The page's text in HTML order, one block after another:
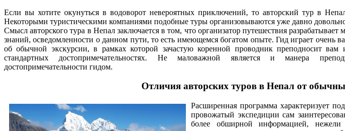
Если вы хотите окунуться в водоворот невероятных приключений, то авторский тур в
Некоторыми туристическими компаниями подобные туры организовываются уже давно
Смысл авторского тура в Непал заключается в том, что организатор путешествия разрабатывает
знаний, осведомленности о данном пути, то есть имеющемся богатом опыте. Гид играет очень
об обычной экскурсии, в рамках которой зачастую коренной проводник преподносит
стандартных достопримечательностях. Не маловажной является и манера
достопримечательности гидом.
Отличия авторских туров в Непал от
Расширенная программа характеризует
провожатый экспедиции сам
более обширной информацией,